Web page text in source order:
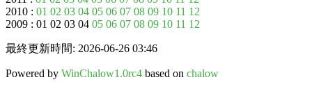
2010 : 01 02 03 04 05 06 07 08 09 10 11 12
2009 : 01 02 03 04 05 06 07 08 09 10 11 12
最終更新時間: 2026-06-26 03:46
Powered by WinChalow1.0rc4 based on chalow